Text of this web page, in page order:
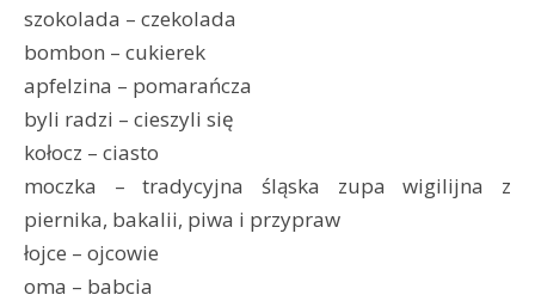
szokolada – czekolada
bombon – cukierek
apfelzina – pomarańcza
byli radzi – cieszyli się
kołocz – ciasto
moczka – tradycyjna śląska zupa wigilijna z
piernika, bakalii, piwa i przypraw
łojce – ojcowie
oma – babcia